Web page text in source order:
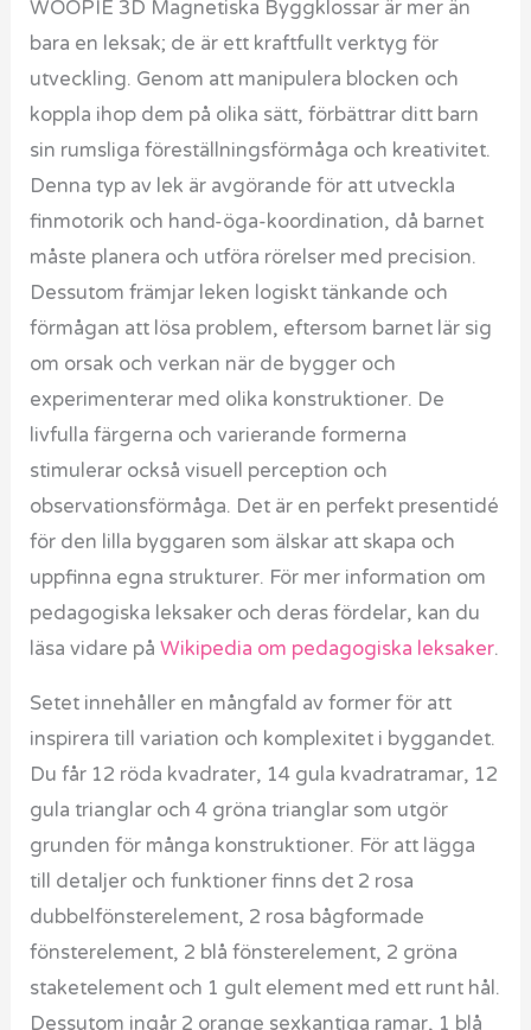
WOOPIE 3D Magnetiska Byggklossar är mer än
bara en leksak; de är ett kraftfullt verktyg för
utveckling. Genom att manipulera blocken och
koppla ihop dem på olika sätt, förbättrar ditt barn
sin rumsliga föreställningsförmåga och kreativitet.
Denna typ av lek är avgörande för att utveckla
finmotorik och hand-öga-koordination, då barnet
måste planera och utföra rörelser med precision.
Dessutom främjar leken logiskt tänkande och
förmågan att lösa problem, eftersom barnet lär sig
om orsak och verkan när de bygger och
experimenterar med olika konstruktioner. De
livfulla färgerna och varierande formerna
stimulerar också visuell perception och
observationsförmåga. Det är en perfekt presentidé
för den lilla byggaren som älskar att skapa och
uppfinna egna strukturer. För mer information om
pedagogiska leksaker och deras fördelar, kan du
läsa vidare påWikipedia om pedagogiska leksaker.
Setet innehåller en mångfald av former för att
inspirera till variation och komplexitet i byggandet.
Du får 12 röda kvadrater, 14 gula kvadratramar, 12
gula trianglar och 4 gröna trianglar som utgör
grunden för många konstruktioner. För att lägga
till detaljer och funktioner finns det 2 rosa
dubbelfönsterelement, 2 rosa bågformade
fönsterelement, 2 blå fönsterelement, 2 gröna
staketelement och 1 gult element med ett runt hål.
Dessutom ingår 2 orange sexkantiga ramar, 1 blå